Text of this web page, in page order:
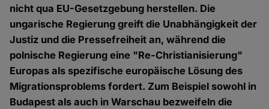
nicht qua EU-Gesetzgebung herstellen. Die
ungarische Regierung greift die Unabhängigkeit der
Justiz und die Pressefreiheit an, während die
polnische Regierung eine "Re-Christianisierung"
Europas als spezifische europäische Lösung des
Migrationsproblems fordert. Zum Beispiel sowohl in
Budapest als auch in Warschau bezweifeln die